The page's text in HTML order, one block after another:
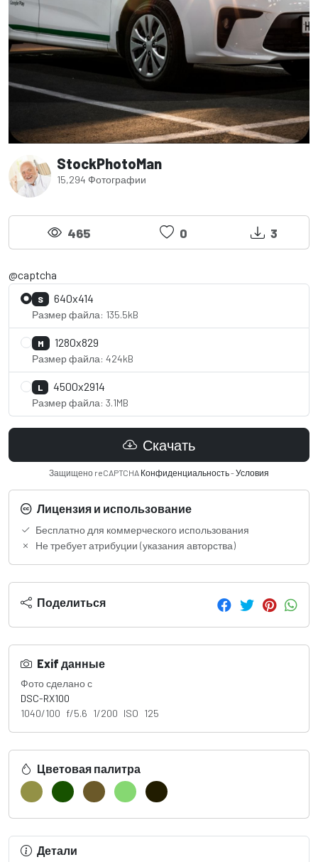
StockPhotoMan
15,294 Фотографии
465 0 3
@captcha
S 640x414
Размер файла: 135.5kB
M 1280x829
Размер файла: 424kB
L 4500x2914
Размер файла: 3.1MB
Скачать
Защищено reCAPTCHA Конфиденциальность-Условия
Лицензия и использование
Бесплатно для коммерческого использования
Не требует атрибуции (указания авторства)
Поделиться
Exif данные
Фото сделано с
DSC-RX100
1040/100 f/5.6 1/200 ISO 125
Цветовая палитра
Детали